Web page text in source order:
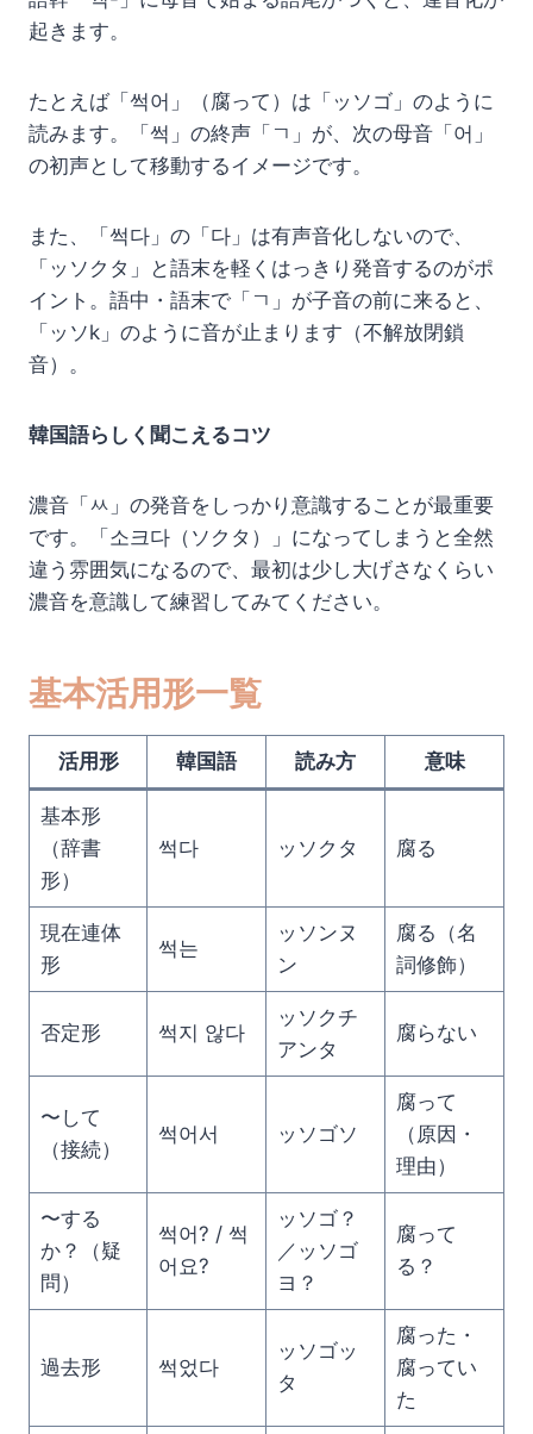
起きます。
たとえば「썩어」（腐って）は「ッソゴ」のように
読みます。「썩」の終声「ㄱ」が、次の母音「어」
の初声として移動するイメージです。
また、「썩다」の「다」は有声音化しないので、
「ッソクタ」と語末を軽くはっきり発音するのがポ
イント。語中・語末で「ㄱ」が子音の前に来ると、
「ッソk」のように音が止まります（不解放閉鎖
音）。
韓国語らしく聞こえるコツ
濃音「ㅆ」の発音をしっかり意識することが最重要
です。「소크다（ソクタ）」になってしまうと全然
違う雰囲気になるので、最初は少し大げさなくらい
濃音を意識して練習してみてください。
基本活用形一覧
活用形 韓国語 読み方 意味
基本形
（辞書
形）
썩다 ッソクタ 腐る
現在連体
形
썩는
ッソンヌ
ン
腐る（名
詞修飾）
否定形 썩지 않다
ッソクチ
アンタ
腐らない
〜して
（接続）
썩어서 ッソゴソ
腐って
（原因・
理由）
〜する
か？（疑
問）
썩어? / 썩
어요?
ッソゴ？
／ッソゴ
ヨ？
腐って
る？
過去形 썩었다
ッソゴッ
タ
腐った・
腐ってい
た